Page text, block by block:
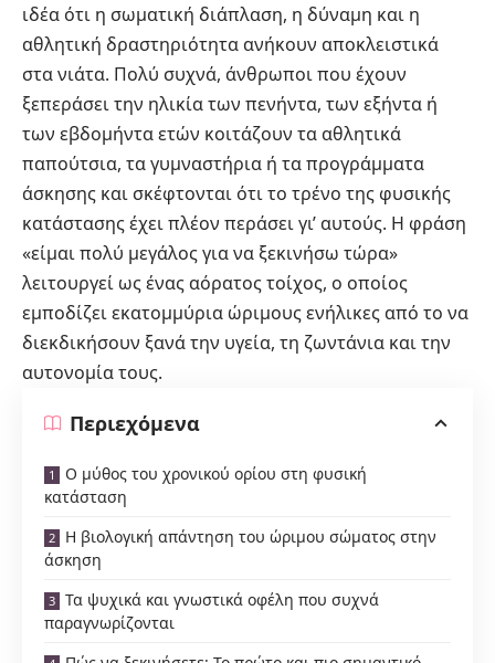
ιδέα ότι η σωματική διάπλαση, η δύναμη και η
αθλητική δραστηριότητα ανήκουν αποκλειστικά
στα νιάτα. Πολύ συχνά, άνθρωποι που έχουν
ξεπεράσει την ηλικία των πενήντα, των εξήντα ή
των εβδομήντα ετών κοιτάζουν τα αθλητικά
παπούτσια, τα γυμναστήρια ή τα προγράμματα
άσκησης και σκέφτονται ότι το τρένο της φυσικής
κατάστασης έχει πλέον περάσει γι’ αυτούς. Η φράση
«είμαι πολύ μεγάλος για να ξεκινήσω τώρα»
λειτουργεί ως ένας αόρατος τοίχος, ο οποίος
εμποδίζει εκατομμύρια ώριμους ενήλικες από το να
διεκδικήσουν ξανά την υγεία, τη ζωντάνια και την
αυτονομία τους.
Περιεχόμενα
Ο μύθος του χρονικού ορίου στη φυσική
κατάσταση
Η βιολογική απάντηση του ώριμου σώματος στην
άσκηση
Τα ψυχικά και γνωστικά οφέλη που συχνά
παραγνωρίζονται